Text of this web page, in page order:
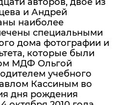
и Андрей
наиболее
специальными
дома фотографии и
которые были
МДФ Ольгой
учебного
Кассиным во
дня рождения